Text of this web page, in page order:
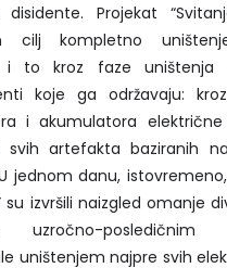
disidente. Projekat
cilj kompletno
i to kroz faze uništenja
koje ga održavaju:
i akumulatora
svih artefakta baziranih
jednom danu,
su izvršili naizgled omanje
uzročno-posledičnim
uništenjem najpre svih